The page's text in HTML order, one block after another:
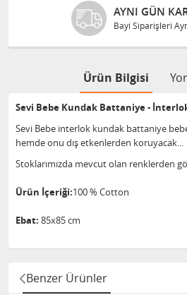
AYNI GÜN
Bayi Siparişleri
Ürün Bilgisi
Sevi Bebe Kundak Battaniye -
Sevi Bebe interlok kundak battaniye
hemde onu dış etkenlerden koruyacak...
Stoklarımızda mevcut olan renklerden
Ürün İçeriği:100 % Cotton
Ebat: 85x85 cm
Benzer Ürünler